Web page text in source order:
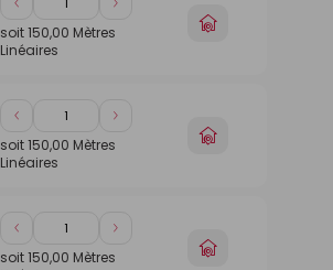
Diminuer
de
1
Augmenter
de
soit150,00 Mètres
Linéaires
Choisir
Diminuer
de
1
Augmenter
de
soit150,00 Mètres
Linéaires
Choisir
Diminuer
de
Augmenter
de
soit150,00 Mètres
Choisir